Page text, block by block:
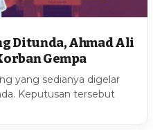
Ditunda, Ahmad Ali
Gempa
yang sedianya digelar
Keputusan tersebut